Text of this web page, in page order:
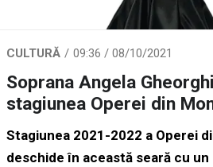
CULTURĂ 09:36 / 08/10/2021
Soprana Angela
stagiunea Operei din
Stagiunea 2021-2022 a Operei
deschide în această seară cu